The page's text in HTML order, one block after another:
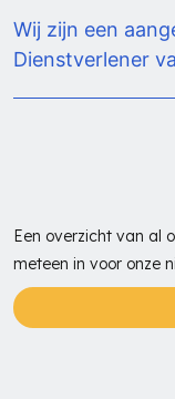
Lees hier meer
Wij zijn een
Dienstverlener
Een overzicht van al
meteen in voor onze